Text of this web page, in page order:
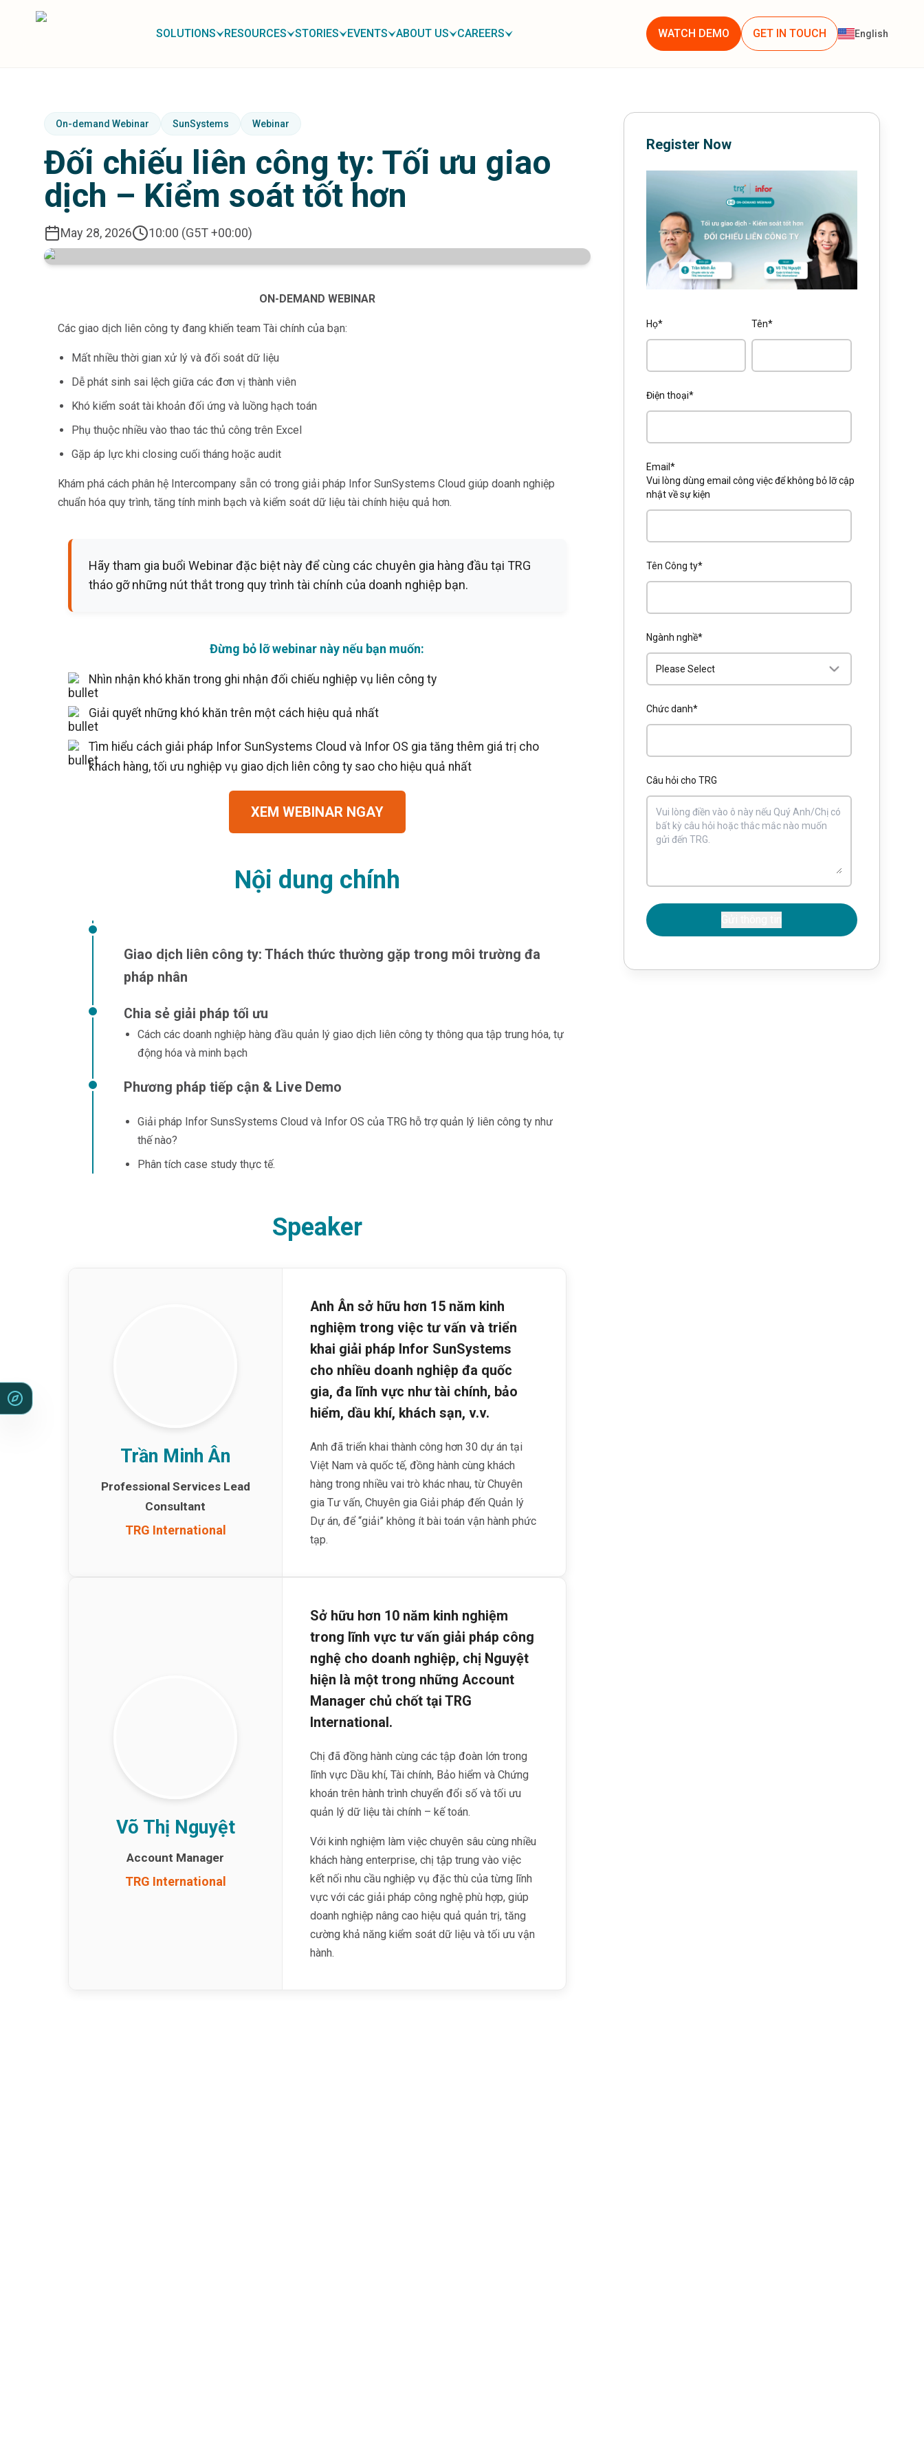
TRG Solutions
Infor Data Lake
Infor Q&amp;A
Microsoft 365
Infor Syteline
AWS WorkSpaces
Business Challenges
BI &amp; Analytics
Cloud Transformation (Cloud Services)
Enterprise Asset Management
Business Operations
SOLUTIONS RESOURCES STORIES EVENTS ABOUT US CAREERS WATCH DEMO GET IN TOUCH English
On-demand Webinar SunSystems Webinar
Đối chiếu liên công ty: Tối ưu giao
dịch – Kiểm soát tốt hơn
May 28, 2026 10:00 (G5T +00:00)
ON-DEMAND WEBINAR
Các giao dịch liên công ty đang khiến team Tài chính của bạn:
Mất nhiều thời gian xử lý và đối soát dữ liệu
Dễ phát sinh sai lệch giữa các đơn vị thành viên
Khó kiểm soát tài khoản đối ứng và luồng hạch toán
Phụ thuộc nhiều vào thao tác thủ công trên Excel
Gặp áp lực khi closing cuối tháng hoặc audit
Khám phá cách phân hệ Intercompany sẵn có trong giải pháp Infor SunSystems Cloud giúp doanh nghiệp
chuẩn hóa quy trình, tăng tính minh bạch và kiểm soát dữ liệu tài chính hiệu quả hơn.
Hãy tham gia buổi Webinar đặc biệt này để cùng các chuyên gia hàng đầu tại TRG
tháo gỡ những nút thắt trong quy trình tài chính của doanh nghiệp bạn.
Đừng bỏ lỡ webinar này nếu bạn muốn:
Nhìn nhận khó khăn trong ghi nhận đối chiếu nghiệp vụ liên công ty
Giải quyết những khó khăn trên một cách hiệu quả nhất
Tìm hiểu cách giải pháp Infor SunSystems Cloud và Infor OS gia tăng thêm giá trị cho
khách hàng, tối ưu nghiệp vụ giao dịch liên công ty sao cho hiệu quả nhất
XEM WEBINAR NGAY
Nội dung chính
Giao dịch liên công ty: Thách thức thường gặp trong môi trường đa
pháp nhân
Chia sẻ giải pháp tối ưu
Cách các doanh nghiệp hàng đầu quản lý giao dịch liên công ty thông qua tập trung hóa, tự
động hóa và minh bạch
Phương pháp tiếp cận & Live Demo
Giải pháp Infor SunsSystems Cloud và Infor OS của TRG hỗ trợ quản lý liên công ty như
thế nào?
Phân tích case study thực tế.
Speaker
Trần Minh Ân
Professional Services Lead
Consultant
TRG International
Anh Ân sở hữu hơn 15 năm kinh
nghiệm trong việc tư vấn và triển
khai giải pháp Infor SunSystems
cho nhiều doanh nghiệp đa quốc
gia, đa lĩnh vực như tài chính, bảo
hiểm, dầu khí, khách sạn, v.v.
Anh đã triển khai thành công hơn 30 dự án tại
Việt Nam và quốc tế, đồng hành cùng khách
hàng trong nhiều vai trò khác nhau, từ Chuyên
gia Tư vấn, Chuyên gia Giải pháp đến Quản lý
Dự án, để “giải” không ít bài toán vận hành phức
tạp.
Võ Thị Nguyệt
Account Manager
TRG International
Sở hữu hơn 10 năm kinh nghiệm
trong lĩnh vực tư vấn giải pháp công
nghệ cho doanh nghiệp, chị Nguyệt
hiện là một trong những Account
Manager chủ chốt tại TRG
International.
Chị đã đồng hành cùng các tập đoàn lớn trong
lĩnh vực Dầu khí, Tài chính, Bảo hiểm và Chứng
khoán trên hành trình chuyển đổi số và tối ưu
quản lý dữ liệu tài chính – kế toán.
Với kinh nghiệm làm việc chuyên sâu cùng nhiều
khách hàng enterprise, chị tập trung vào việc
kết nối nhu cầu nghiệp vụ đặc thù của từng lĩnh
vực với các giải pháp công nghệ phù hợp, giúp
doanh nghiệp nâng cao hiệu quả quản trị, tăng
cường khả năng kiểm soát dữ liệu và tối ưu vận
hành.
Register Now
Họ* Tên*
Điện thoại*
Email *
Vui lòng dùng email công việc để không bỏ lỡ cập
nhật về sự kiện
Tên Công ty*
Ngành nghề*
Chức danh*
Câu hỏi cho TRG